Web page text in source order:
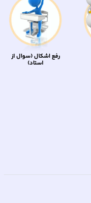
رفع اشکال (سوال از
استاد)